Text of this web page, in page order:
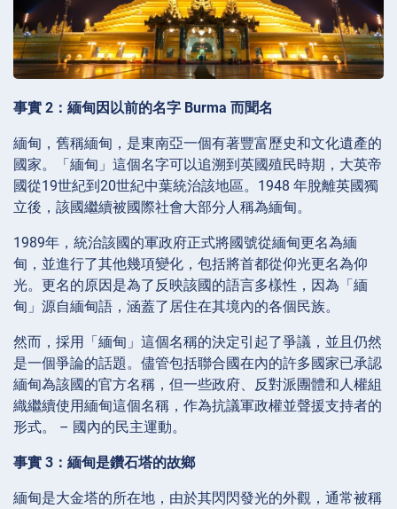
事實 2：緬甸因以前的名字 Burma 而聞名
緬甸，舊稱緬甸，是東南亞一個有著豐富歷史和文化遺產的
國家。「緬甸」這個名字可以追溯到英國殖民時期，大英帝
國從19世紀到20世紀中葉統治該地區。1948 年脫離英國獨
立後，該國繼續被國際社會大部分人稱為緬甸。
1989年，統治該國的軍政府正式將國號從緬甸更名為緬
甸，並進行了其他幾項變化，包括將首都從仰光更名為仰
光。更名的原因是為了反映該國的語言多樣性，因為「緬
甸」源自緬甸語，涵蓋了居住在其境內的各個民族。
然而，採用「緬甸」這個名稱的決定引起了爭議，並且仍然
是一個爭論的話題。儘管包括聯合國在內的許多國家已承認
緬甸為該國的官方名稱，但一些政府、反對派團體和人權組
織繼續使用緬甸這個名稱，作為抗議軍政權並聲援支持者的
形式。 – 國內的民主運動。
事實 3：緬甸是鑽石塔的故鄉
緬甸是大金塔的所在地，由於其閃閃發光的外觀，通常被稱